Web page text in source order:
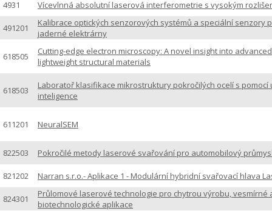
4931 Vícevlnná absolutní laserová interferometrie s vysokým
491201
Kalibrace optických senzorových systémů a speciální senzory
jaderné elektrárny
618505
Cutting-edge electron microscopy: A novel insight into advanced
lightweight structural materials
618503
Laboratoř klasifikace mikrostruktury pokročilých ocelí s pomocí
inteligence
611201 NeuralSEM
822503 Pokročilé metody laserové svařování pro automobilový
821202 Narran s.r.o.- Aplikace 1 - Modulární hybridní svařovací hlava
824301
Průlomové laserové technologie pro chytrou výrobu, vesmírné
biotechnologické aplikace